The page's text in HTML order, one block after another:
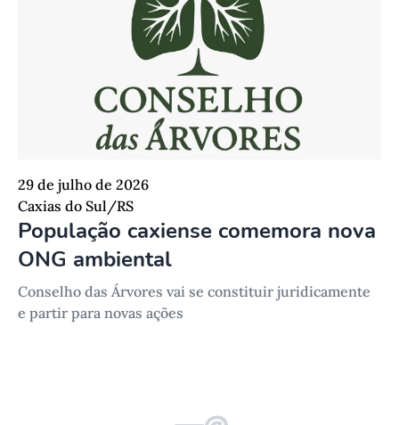
29 de julho de 2026
Caxias do Sul/RS
População caxiense comemora nova
ONG ambiental
Conselho das Árvores vai se constituir juridicamente
e partir para novas ações